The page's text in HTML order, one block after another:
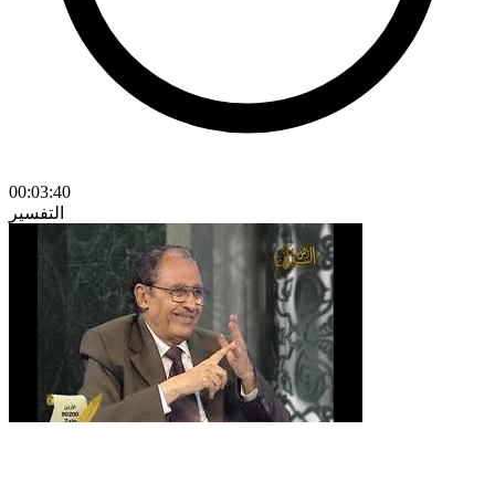
00:03:40
التفسير